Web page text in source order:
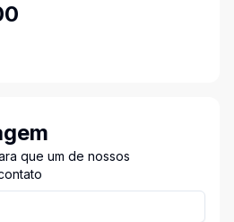
que um de nossos